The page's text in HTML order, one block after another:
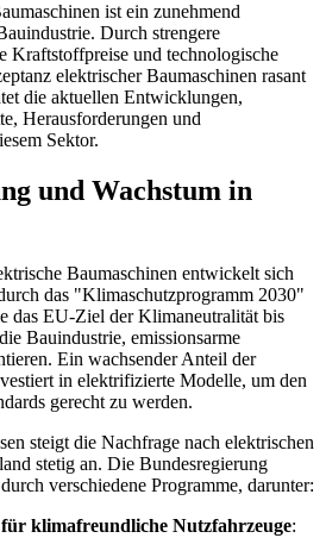
ist ein zunehmend
Durch strengere
Kraftstoffpreise und technologische
elektrischer Baumaschinen rasant
die aktuellen Entwicklungen,
Herausforderungen und
Sektor.
und Wachstum in
Baumaschinen entwickelt sich
das "Klimaschutzprogramm 2030"
das EU-Ziel der Klimaneutralität bis
Bauindustrie, emissionsarme
Ein wachsender Anteil der
in elektrifizierte Modelle, um den
gerecht zu werden.
steigt die Nachfrage nach elektrischen
stetig an. Die Bundesregierung
verschiedene Programme, darunter:
für klimafreundliche Nutzfahrzeuge: